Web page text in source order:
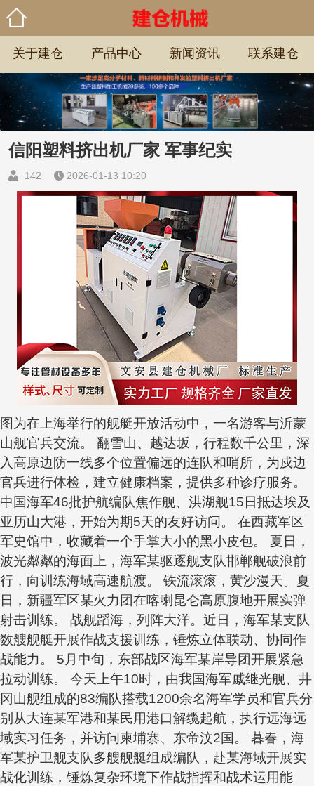
关于建仓 产品中心 新闻资讯 联系建仓
信阳塑料挤出机厂家 军事纪实
142 2026-01-13 10:20
图为在上海举行的舰艇开放活动中，一名游客与沂蒙
山舰官兵交流。 翻雪山、越达坂，行程数千公里，深
入高原边防一线多个位置偏远的连队和哨所，为戍边
官兵进行体检，建立健康档案，提供多种诊疗服务。
中国海军46批护航编队焦作舰、洪湖舰15日抵达埃及
亚历山大港，开始为期5天的友好访问。 在西藏军区
军史馆中，收藏着一个手掌大小的黑小皮包。 夏日，
波光粼粼的海面上，海军某驱逐舰支队邯郸舰破浪前
行，向训练海域高速航渡。 铁流滚滚，黄沙漫天。夏
日，新疆军区某火力团在喀喇昆仑高原腹地开展实弹
射击训练。 战舰蹈海，列阵大洋。近日，海军某支队
数艘舰艇开展作战支援训练，锤炼立体联动、协同作
战能力。 5月中旬，东部战区海军某岸导团开展紧急
拉动训练。 今天上午10时，由我国海军戚继光舰、井
冈山舰组成的83编队搭载1200余名海军学员和官兵分
别从大连某军港和某民用港口解缆起航，执行远海远
域实习任务，并访问柬埔寨、东帝汶2国。 暮春，海
军某护卫舰支队多艘舰艇组成编队，赴某海域开展实
战化训练，锤炼复杂环境下作战指挥和战术运用能